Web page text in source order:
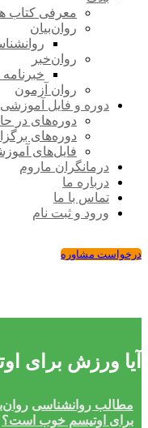
معرفی کتاب
روان‌بیان
روان‌خبر
روان آزمون
دوره و فایل آموزشی
دوره‌های در
دوره‌های
فایل‌های
درمانگران ماروم
درباره ما
تماس با ما
ورود و ثبت نام
درخواست مشاوره
آیا ورزش برای
مطالب روانشناسی
برای اوتیسم خوب است؟